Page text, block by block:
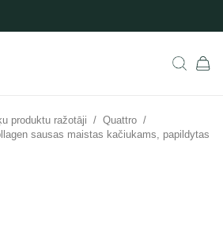
produktu ražotāji / Quattro /
sausas maistas kačiukams, papildytas